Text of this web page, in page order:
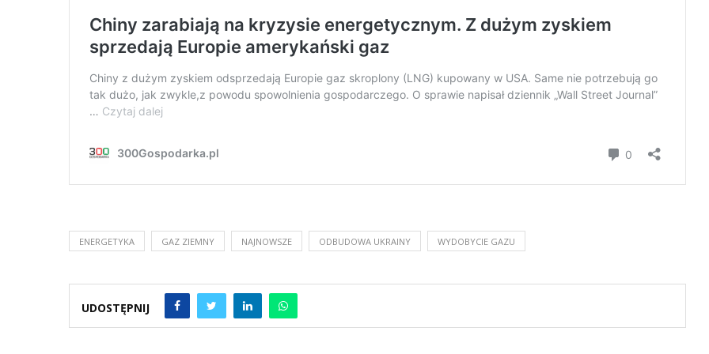
ENERGETYKA GAZ ZIEMNY NAJNOWSZE ODBUDOWA UKRAINY WYDOBYCIE GAZU
UDOSTĘPNIJ